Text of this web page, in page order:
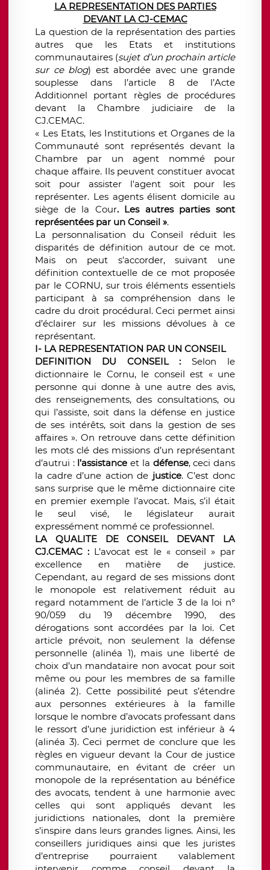
LA REPRESENTATION DES PARTIES
DEVANT LA CJ-CEMAC
La question de la représentation des parties
autres que les Etats et institutions
communautaires (sujet d’un prochain article
sur ce blog) est abordée avec une grande
souplesse dans l’article 8 de l’Acte
Additionnel portant règles de procédures
devant la Chambre judiciaire de la
CJ.CEMAC.
« Les Etats, les Institutions et Organes de la
Communauté sont représentés devant la
Chambre par un agent nommé pour
chaque affaire. Ils peuvent constituer avocat
soit pour assister l'agent soit pour les
représenter. Les agents élisent domicile au
siège de la Cour. Les autres parties sont
représentées par un Conseil ».
La personnalisation du Conseil réduit les
disparités de définition autour de ce mot.
Mais on peut s’accorder, suivant une
définition contextuelle de ce mot proposée
par le CORNU, sur trois éléments essentiels
participant à sa compréhension dans le
cadre du droit procédural. Ceci permet ainsi
d’éclairer sur les missions dévolues à ce
représentant.
I- LA REPRESENTATION PAR UN CONSEIL
DEFINITION DU CONSEIL :Selon le
dictionnaire le Cornu, le conseil est « une
personne qui donne à une autre des avis,
des renseignements, des consultations, ou
qui l’assiste, soit dans la défense en justice
de ses intérêts, soit dans la gestion de ses
affaires ». On retrouve dans cette définition
les mots clé des missions d’un représentant
d’autrui : l’assistance et la défense, ceci dans
la cadre d’une action de justice. C’est donc
sans surprise que le même dictionnaire cite
en premier exemple l’avocat. Mais, s’il était
le seul visé, le législateur aurait
expressément nommé ce professionnel.
LA QUALITE DE CONSEIL DEVANT LA
CJ.CEMAC : L’avocat est le « conseil » par
excellence en matière de justice.
Cependant, au regard de ses missions dont
le monopole est relativement réduit au
regard notamment de l’article 3 de la loi n°
90/059 du 19 décembre 1990, des
dérogations sont accordées par la loi. Cet
article prévoit, non seulement la défense
personnelle (alinéa 1), mais une liberté de
choix d’un mandataire non avocat pour soit
même ou pour les membres de sa famille
(alinéa 2). Cette possibilité peut s’étendre
aux personnes extérieures à la famille
lorsque le nombre d’avocats professant dans
le ressort d’une juridiction est inférieur à 4
(alinéa 3). Ceci permet de conclure que les
règles en vigueur devant la Cour de justice
communautaire, en évitant de créer un
monopole de la représentation au bénéfice
des avocats, tendent à une harmonie avec
celles qui sont appliqués devant les
juridictions nationales, dont la première
s’inspire dans leurs grandes lignes. Ainsi, les
conseillers juridiques ainsi que les juristes
d’entreprise pourraient valablement